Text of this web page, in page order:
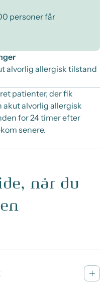
personer får
alvorlig allergisk tilstand
patienter, der fik
alvorlig allergisk
for 24 timer efter
senere.
når du